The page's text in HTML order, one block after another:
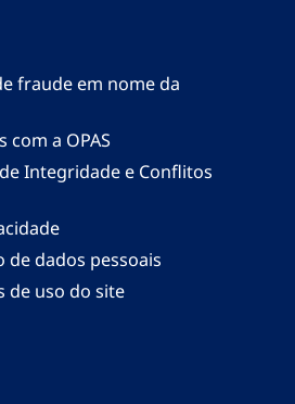
fraude em nome da
com a OPAS
Integridade e Conflitos
de dados pessoais
de uso do site